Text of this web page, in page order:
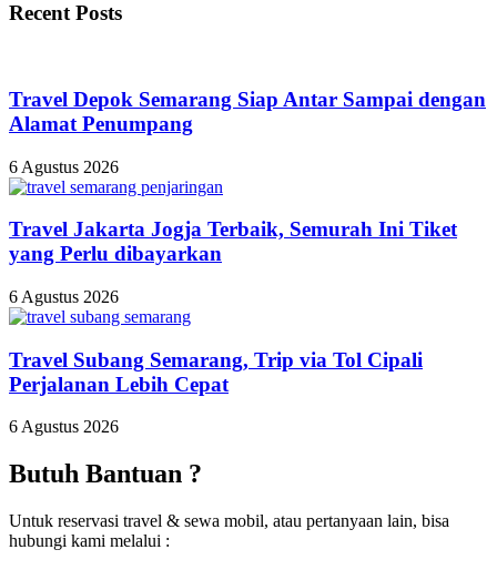
Recent Posts
Travel Depok Semarang Siap Antar Sampai dengan
Alamat Penumpang
6 Agustus 2026
Travel Jakarta Jogja Terbaik, Semurah Ini Tiket
yang Perlu dibayarkan
6 Agustus 2026
Travel Subang Semarang, Trip via Tol Cipali
Perjalanan Lebih Cepat
6 Agustus 2026
Butuh Bantuan ?
Untuk reservasi travel & sewa mobil, atau pertanyaan lain, bisa
hubungi kami melalui :